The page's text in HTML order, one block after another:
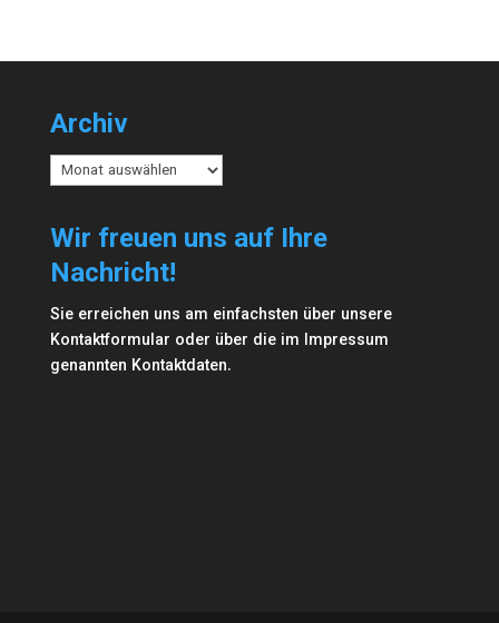
Archiv
Archiv
Wir freuen uns auf Ihre
Nachricht!
Sie erreichen uns am einfachsten über unsere
Kontaktformular oder über die im Impressum
genannten Kontaktdaten.